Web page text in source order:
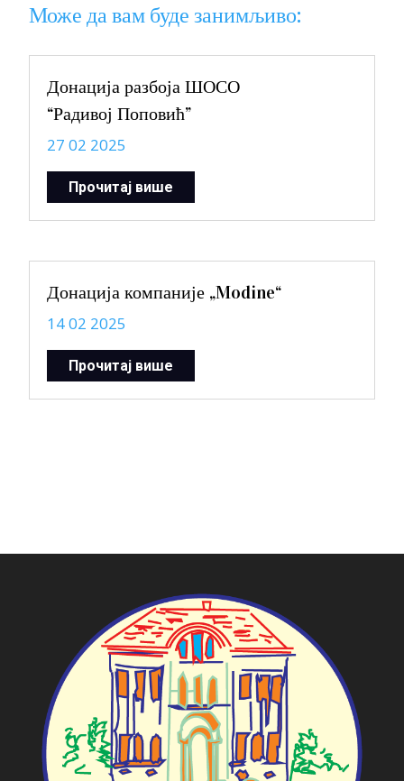
Може да вам буде занимљиво:
Донација разбоја ШОСО
“Радивој Поповић”
27 02 2025
Прочитај више
Донација компаније „Modine“
14 02 2025
Прочитај више